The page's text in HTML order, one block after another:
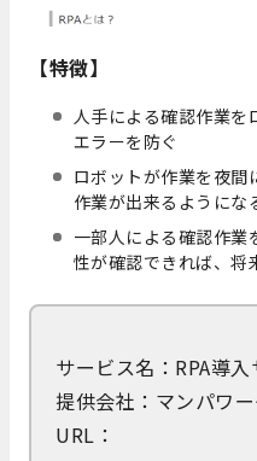
【特徴】
人手による確認作業を
エラーを防ぐ
ロボットが作業を夜間
作業が出来るようにな
一部人による確認作業
性が確認できれば、将
サービス名：RPA導
提供会社：マンパワ
URL：